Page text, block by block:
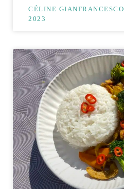
CÉLINE GIANFRANCESCO
2023